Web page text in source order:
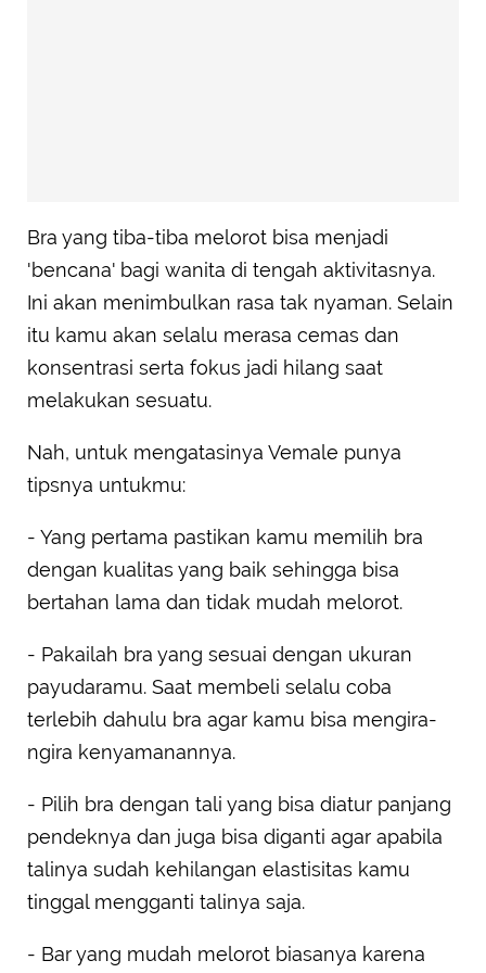
Bra yang tiba-tiba melorot bisa menjadi
'bencana' bagi wanita di tengah aktivitasnya.
Ini akan menimbulkan rasa tak nyaman. Selain
itu kamu akan selalu merasa cemas dan
konsentrasi serta fokus jadi hilang saat
melakukan sesuatu.
Nah, untuk mengatasinya Vemale punya
tipsnya untukmu:
- Yang pertama pastikan kamu memilih bra
dengan kualitas yang baik sehingga bisa
bertahan lama dan tidak mudah melorot.
- Pakailah bra yang sesuai dengan ukuran
payudaramu. Saat membeli selalu coba
terlebih dahulu bra agar kamu bisa mengira-
ngira kenyamanannya.
- Pilih bra dengan tali yang bisa diatur panjang
pendeknya dan juga bisa diganti agar apabila
talinya sudah kehilangan elastisitas kamu
tinggal mengganti talinya saja.
- Bar yang mudah melorot biasanya karena